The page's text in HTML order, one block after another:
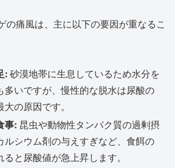
の痛風は、主に以下の要因が重なるこ
: 砂漠地帯に生息しているため水分を
多いですが、慢性的な脱水は尿酸の
の原因です。
事: 昆虫や動物性タンパク質の過剰摂
ルシウム剤の与えすぎなど、食餌の
と尿酸値が急上昇します。